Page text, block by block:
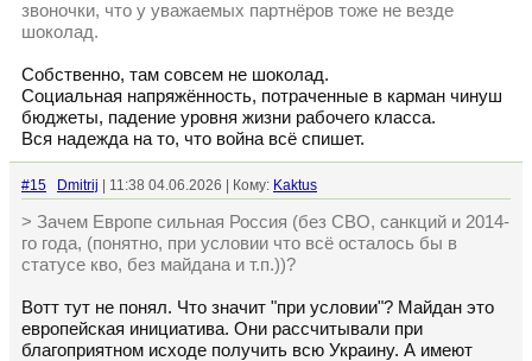
звоночки, что у уважаемых партнёров тоже не везде
шоколад.
Собственно, там совсем не шоколад.
Социальная напряжённость, потраченные в карман чинуш
бюджеты, падение уровня жизни рабочего класса.
Вся надежда на то, что война всё спишет.
#15 Dmitrij | 11:38 04.06.2026 | Кому: Kaktus
> Зачем Европе сильная Россия (без СВО, санкций и 2014-
го года, (понятно, при условии что всё осталось бы в
статусе кво, без майдана и т.п.))?
Вотт тут не понял. Что значит "при условии"? Майдан это
европейская инициатива. Они рассчитывали при
благоприятном исходе получить всю Украину. А имеют